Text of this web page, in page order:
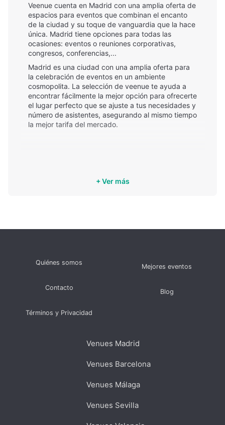
Veenue cuenta en Madrid con una amplia oferta de
espacios para eventos que combinan el encanto
de la ciudad y su toque de vanguardia que la hace
única. Madrid tiene opciones para todas las
ocasiones: eventos o reuniones corporativas,
congresos, conferencias,...
Madrid es una ciudad con una amplia oferta para
la celebración de eventos en un ambiente
cosmopolita. La selección de veenue te ayuda a
encontrar fácilmente la mejor opción para ofrecerte
el lugar perfecto que se ajuste a tus necesidades y
número de asistentes, asegurando al mismo tiempo
la mejor tarifa del mercado.
+ Ver más
Venues Madrid
Venues Barcelona
Venues Málaga
Venues Sevilla
Quiénes somos
Contacto
Términos y Privacidad
Mejores eventos
Blog